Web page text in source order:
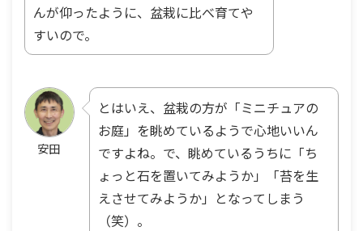
んが仰ったように、盆栽に比べ育てや
すいので。
安田
とはいえ、盆栽の方が「ミニチュアの
お庭」を眺めているようで心地いいん
ですよね。で、眺めているうちに「ち
ょっと石を置いてみようか」「苔を生
えさせてみようか」となってしまう
（笑）。